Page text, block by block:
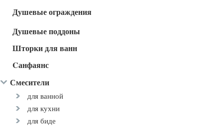
Душевые ограждения
Душевые поддоны
Шторки для ванн
Cанфаянс
Смесители
для ванной
для кухни
для биде